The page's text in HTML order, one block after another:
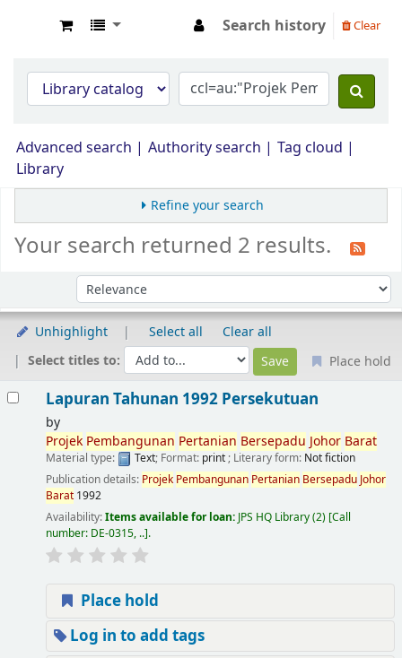
Search history Clear
Advanced search Authority search
Tag cloud
Library
Refine your search
Your search returned 2 results.
Sort by:
Unhighlight Select all
Clear all
Select titles to:
Place hold
Lapuran Tahunan 1992 Persekutuan
by
Projek Pembangunan Pertanian Bersepadu Johor Barat
Material type: Text; Format: print; Literary form: Not fiction
Publication details: Projek Pembangunan Pertanian Bersepadu Johor
Barat 1992
Availability:Items available for loan: JPS HQ Library(2) Call
number: DE-0315, .. .
Place hold
Log in to add tags